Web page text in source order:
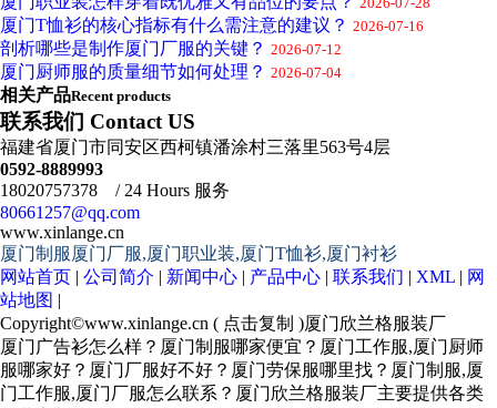
厦门T恤衫的核心指标有什么需注意的建议？ 2026-07-16
剖析哪些是制作厦门厂服的关键？ 2026-07-12
厦门厨师服的质量细节如何处理？ 2026-07-04
相关产品Recent products
联系我们 Contact US
福建省厦门市同安区西柯镇潘涂村三落里563号4层
0592-8889993
18020757378 / 24 Hours 服务
80661257@qq.com
www.xinlange.cn
厦门制服厦门厂服,厦门职业装,厦门T恤衫,厦门衬衫
网站首页 | 公司简介 | 新闻中心 | 产品中心 | 联系我们 | XML | 网
站地图 |
Copyright©www.xinlange.cn ( 点击复制 )厦门欣兰格服装厂
厦门广告衫怎么样？厦门制服哪家便宜？厦门工作服,厦门厨师
服哪家好？厦门厂服好不好？厦门劳保服哪里找？厦门制服,厦
门工作服,厦门厂服怎么联系？厦门欣兰格服装厂主要提供各类